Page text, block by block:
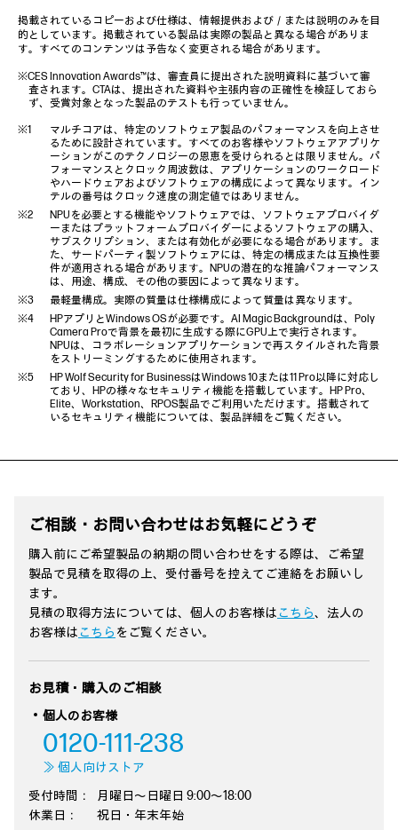
掲載されているコピーおよび仕様は、情報提供および／または説明のみを目
的としています。掲載されている製品は実際の製品と異なる場合がありま
す。すべてのコンテンツは予告なく変更される場合があります。
※CES Innovation Awards™は、審査員に提出された説明資料に基づいて審
査されます。CTAは、提出された資料や主張内容の正確性を検証しておら
ず、受賞対象となった製品のテストも行っていません。
マルチコアは、特定のソフトウェア製品のパフォーマンスを向上させ
るために設計されています。すべてのお客様やソフトウェアアプリケ
ーションがこのテクノロジーの恩恵を受けられるとは限りません。パ
フォーマンスとクロック周波数は、アプリケーションのワークロード
やハードウェアおよびソフトウェアの構成によって異なります。イン
テルの番号はクロック速度の測定値ではありません。
NPUを必要とする機能やソフトウェアでは、ソフトウェアプロバイダ
ーまたはプラットフォームプロバイダーによるソフトウェアの購入、
サブスクリプション、または有効化が必要になる場合があります。ま
た、サードパーティ製ソフトウェアには、特定の構成または互換性要
件が適用される場合があります。NPUの潜在的な推論パフォーマンス
は、用途、構成、その他の要因によって異なります。
最軽量構成。実際の質量は仕様構成によって質量は異なります。
HPアプリとWindows OSが必要です。AI Magic Backgroundは、Poly
Camera Proで背景を最初に生成する際にGPU上で実行されます。
NPUは、コラボレーションアプリケーションで再スタイルされた背景
をストリーミングするために使用されます。
HP Wolf Security for BusinessはWindows 10または11 Pro以降に対応し
ており、HPの様々なセキュリティ機能を搭載しています。HP Pro、
Elite、Workstation、RPOS製品でご利用いただけます。搭載されて
いるセキュリティ機能については、製品詳細をご覧ください。
ご相談・お問い合わせはお気軽にどうぞ
購入前にご希望製品の納期の問い合わせをする際は、ご希望
製品で見積を取得の上、受付番号を控えてご連絡をお願いし
ます。
見積の取得方法については、個人のお客様はこちら、法人の
お客様はこちら をご覧ください。
お見積・購入のご相談
個人のお客様
0120-111-238
≫ 個人向けストア
受付時間：
月曜日～日曜日 9:00～18:00
休業日：
祝日・年末年始